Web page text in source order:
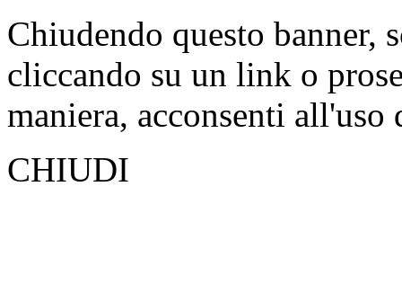
Chiudendo questo banner,
cliccando su un link o
maniera, acconsenti all'uso
CHIUDI